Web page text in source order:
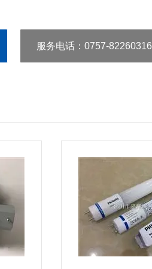
服务电话：0757-82260316